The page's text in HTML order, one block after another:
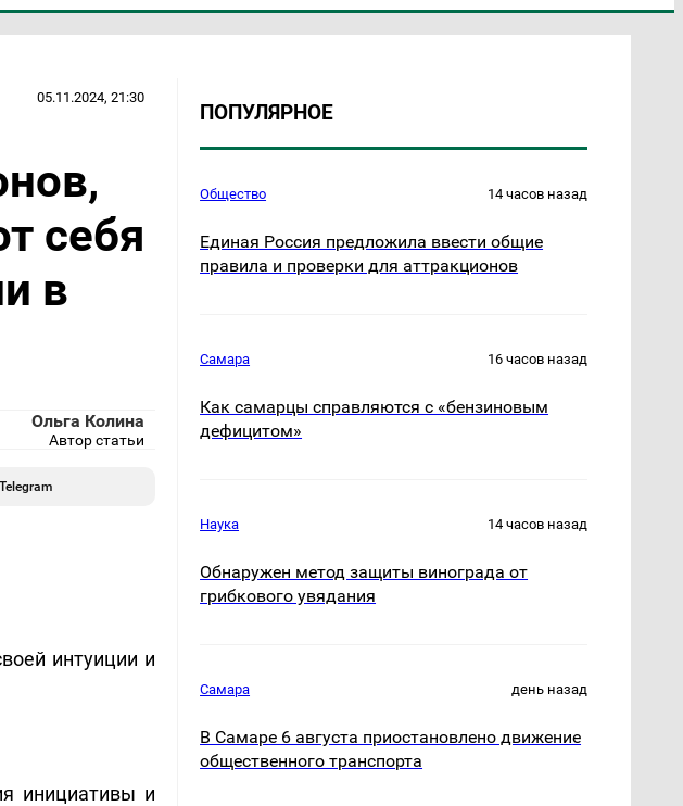
05.11.2024, 21:30
себя
в
Ольга Колина
Автор статьи
Telegram
интуиции и
инициативы и
ПОПУЛЯРНОЕ
Общество 14 часов назад
Единая Россия предложила ввести общие
правила и проверки для аттракционов
Самара 16 часов назад
Как самарцы справляются с «бензиновым
дефицитом»
Наука 14 часов назад
Обнаружен метод защиты винограда от
грибкового увядания
Самара день назад
В Самаре 6 августа приостановлено движение
общественного транспорта